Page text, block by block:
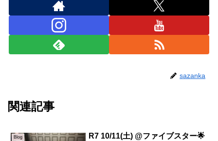
sazanka
関連記事
Blog
R7 10/11(土) @ファイブスター🌟